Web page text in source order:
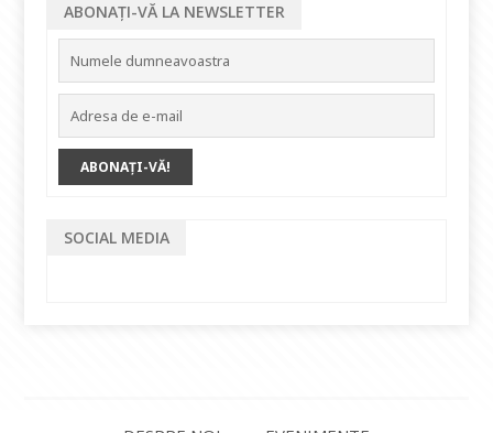
ABONAȚI-VĂ LA NEWSLETTER
SOCIAL MEDIA